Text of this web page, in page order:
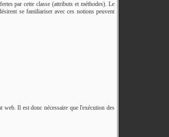
par cette classe (attributs et méthodes). Le
se familiariser avec ces notions peuvent
Il est donc nécessaire que l'exécution des